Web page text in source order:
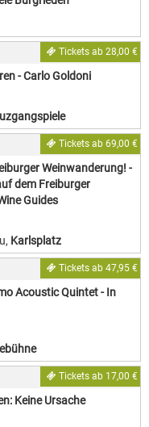
Tickets ab 28,00 €
- Carlo Goldoni
Tickets ab 69,00 €
Weinwanderung! -
dem Freiburger
Guides
, Karlsplatz
Tickets ab 47,95 €
Acoustic Quintet - In
Tickets ab 17,00 €
Keine Ursache